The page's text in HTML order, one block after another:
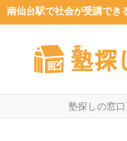
南仙台駅で社会が受講でき
塾探しの窓